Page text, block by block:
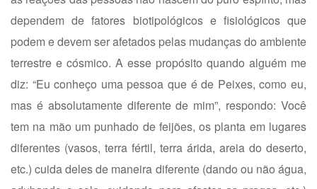
dependem de fatores biotipológicos e fisiológicos que
podem e devem ser afetados pelas mudanças do ambiente
terrestre e cósmico. A esse propósito quando alguém me
diz: “Eu conheço uma pessoa que é de Peixes, como eu,
mas é absolutamente diferente de mim”, respondo: Você
tem na mão um punhado de feijões, os planta em lugares
diferentes (vasos, terra fértil, terra árida, areia do deserto,
etc.) cuida deles de maneira diferente (dando ou não água,